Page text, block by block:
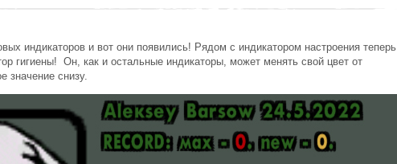
индикаторов и вот они появились! Рядом с индикатором настроения теперь
гигиены! Он, как и остальные индикаторы, может менять свой цвет от
значение снизу.